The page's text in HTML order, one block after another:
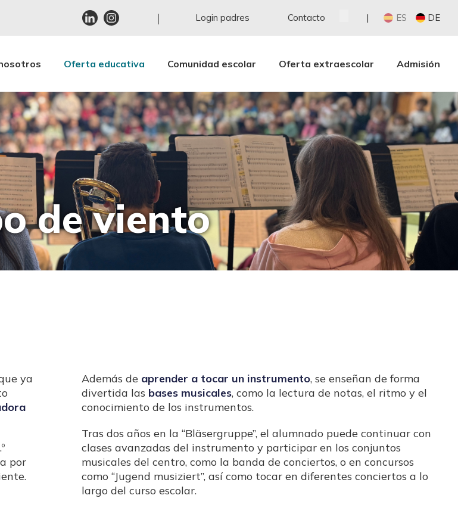
Login padres Contacto ES DE
Oferta educativa Comunidad escolar Oferta extraescolar Admisión
de viento
ya
por
Además de aprender a tocar un instrumento, se enseñan de forma
divertida las bases musicales, como la lectura de notas, el ritmo y el
conocimiento de los instrumentos.
Tras dos años en la “Bläsergruppe”, el alumnado puede continuar con
clases avanzadas del instrumento y participar en los conjuntos
musicales del centro, como la banda de conciertos, o en concursos
como “Jugend musiziert”, así como tocar en diferentes conciertos a lo
largo del curso escolar.